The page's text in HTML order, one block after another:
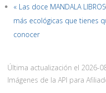
« Las doce MANDALA LIBROS
más ecológicas que tienes
conocer
Última actualización el 2026-
Imágenes de la API para